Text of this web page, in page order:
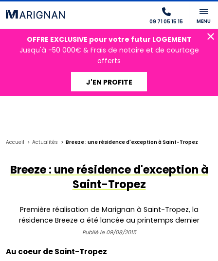
09 71 05 15 15 MENU
OFFRE EXCLUSIVE pour votre futur LOGEMENT
Jusqu'à -50 000€ & Frais de notaire et de courtage
offerts
J'EN PROFITE
Accueil Actualités Breeze : une résidence d'exception à Saint-Tropez
Breeze : une résidence d'exception à
Saint-Tropez
Première réalisation de Marignan à Saint-Tropez, la
résidence Breeze a été lancée au printemps dernier
Publié le 09/08/2015
Au coeur de Saint-Tropez